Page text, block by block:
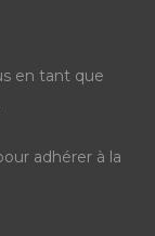
en tant que
adhérer à la